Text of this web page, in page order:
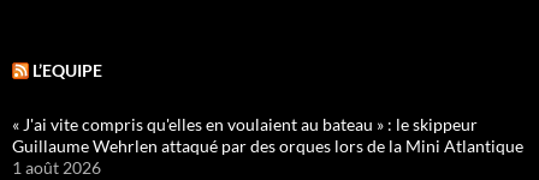
L’EQUIPE
« J'ai vite compris qu'elles en voulaient au bateau » : le skippeur
Guillaume Wehrlen attaqué par des orques lors de la Mini Atlantique
1 août 2026